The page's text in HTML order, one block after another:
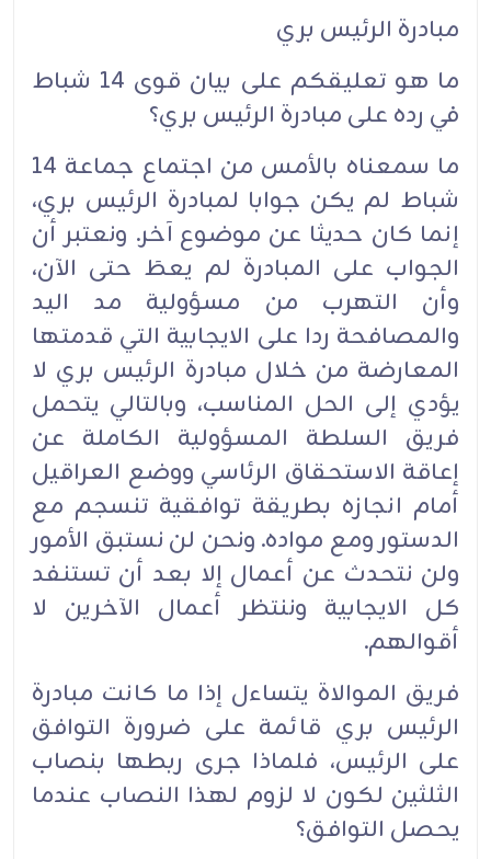
مبادرة الرئيس بري
ما هو تعليقكم على بيان قوى 14 شباط
في رده على مبادرة الرئيس بري؟
ما سمعناه بالأمس من اجتماع جماعة 14
شباط لم يكن جوابا لمبادرة الرئيس بري،
إنما كان حديثا عن موضوع آخر. ونعتبر أن
الجواب على المبادرة لم يعطَ حتى الآن،
وأن التهرب من مسؤولية مد اليد
والمصافحة ردا على الايجابية التي قدمتها
المعارضة من خلال مبادرة الرئيس بري لا
يؤدي إلى الحل المناسب، وبالتالي يتحمل
فريق السلطة المسؤولية الكاملة عن
إعاقة الاستحقاق الرئاسي ووضع العراقيل
أمام انجازه بطريقة توافقية تنسجم مع
الدستور ومع مواده. ونحن لن نستبق الأمور
ولن نتحدث عن أعمال إلا بعد أن تستنفد
كل الايجابية وننتظر أعمال الآخرين لا
أقوالهم.
فريق الموالاة يتساءل إذا ما كانت مبادرة
الرئيس بري قائمة على ضرورة التوافق
على الرئيس، فلماذا جرى ربطها بنصاب
الثلثين لكون لا لزوم لهذا النصاب عندما
يحصل التوافق؟